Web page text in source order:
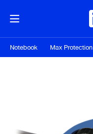
Notebook Max Protection